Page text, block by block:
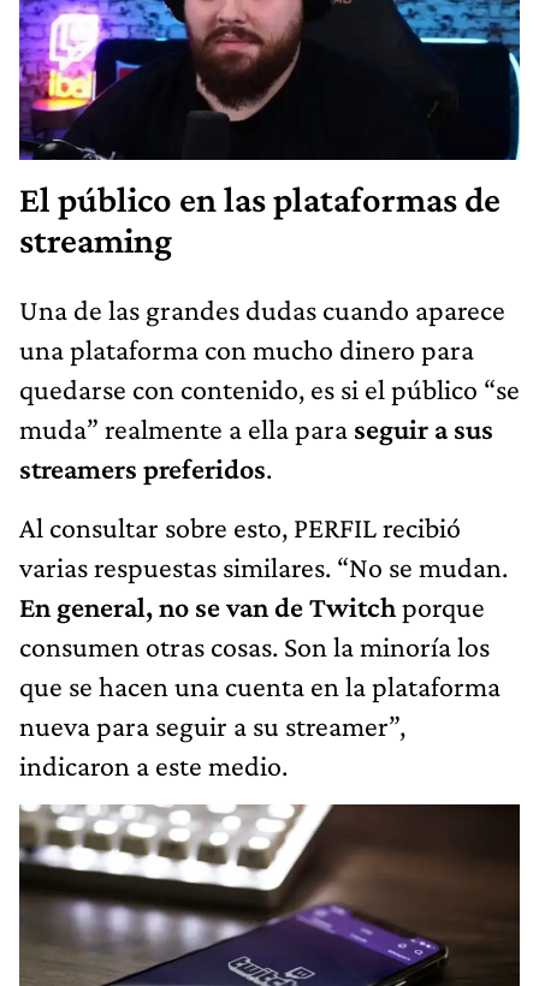
El público en las plataformas de
streaming
Una de las grandes dudas cuando aparece
una plataforma con mucho dinero para
quedarse con contenido, es si el público “se
muda” realmente a ella para seguir a sus
streamers preferidos.
Al consultar sobre esto, PERFIL recibió
varias respuestas similares. “No se mudan.
En general, no se van de Twitchporque
consumen otras cosas. Son la minoría los
que se hacen una cuenta en la plataforma
nueva para seguir a su streamer”,
indicaron a este medio.